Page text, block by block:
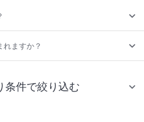
ますか？
条件で絞り込む